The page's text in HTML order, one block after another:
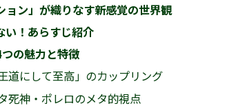
ン」が織りなす新感覚の世界観
い！あらすじ紹介
の魅力と特徴
道にして至高」のカップリング
死神・ポレロのメタ的視点